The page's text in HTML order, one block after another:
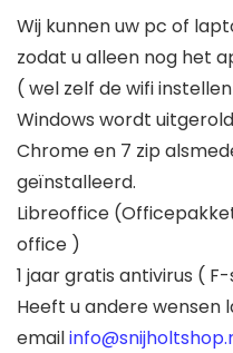
Wij kunnen uw pc of
zodat u alleen nog het
( wel zelf de wifi
Windows wordt
Chrome en 7 zip
geïnstalleerd.
Libreoffice
office )
1 jaar gratis antivirus (
Heeft u andere wensen
email